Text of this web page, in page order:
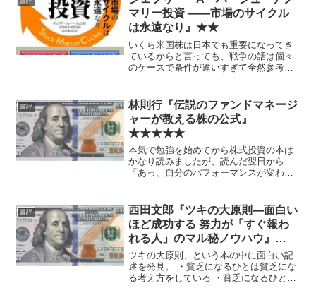
ーターがつけ込むことにつ...
マリー投資 ――市場のサイクル
は永遠なり』★★
いくら米国株は日本でも重要になってき
ているからと言っても、戦争の話は個々
のケースで条件が違いすぎて全然参考に
か。
書評
林則行『伝説のファンドマネージ
ャーが教える株の公式』
★★★★★
本気で勉強を始めてから株式投資の本は
かなり読みましたが、読んだ翌日から
「あっ、自分のパフォーマンスが変わっ
投資が「安く買って高く売る」ことを目
指すものだとすれば、この本...
書評
西田文郎『ツキの大原則―面白い
ほど成功する 努力が「すぐ報わ
れる人」のマル秘ノウハウ』
★★★
ツキの大原則、という本の中に面白い記
述を発見。 ・貧乏になるひとは貧乏にな
る考え方をしている ・貧乏になるひとは